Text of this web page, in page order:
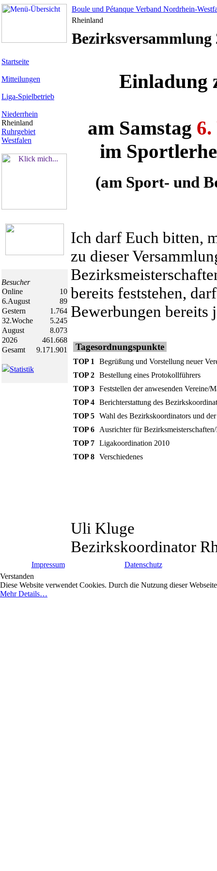
Startseite
Mitteilungen
Liga-Spielbetrieb
Niederrhein
Rheinland
Ruhrgebiet
Westfalen
Besucher
Online
10
6.August
89
Gestern
1.764
32.Woche
5.245
August
8.073
2026
461.668
Gesamt
9.171.901
Statistik
Boule und Pétanque Verband Nordrhein-
Rheinland
Bezirksversammlung
Einladung
am Samstag
im
(am Sport- und
Ich darf Euch bitten,
zu dieser
bereits feststehen,
Bewerbungen bereits
Tagesordnungspunkte
TOP 1
Begrüßung und Vorstellung neuer
TOP 2 Bestellung eines Protokollführers
TOP 3 Feststellen der anwesenden Vereine/
TOP 4 Berichterstattung des
TOP 5 Wahl des Bezirkskoordinators und
TOP 6
Ausrichter für
TOP 7 Ligakoordination 2010
TOP 8 Verschiedenes
Uli Kluge
Bezirkskoordinator
Impressum
Datenschutz
Verstanden
Diese Website verwendet Cookies. Durch die Nutzung dieser
Mehr Details…